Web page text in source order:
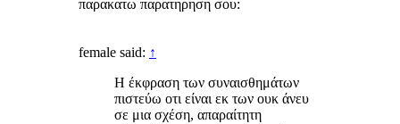
παρακατω παρατηρηση σου:
female said: ↑
Η έκφραση των συναισθημάτων
πιστεύω οτι είναι εκ των ουκ άνευ
σε μια σχέση, απαραίτητη